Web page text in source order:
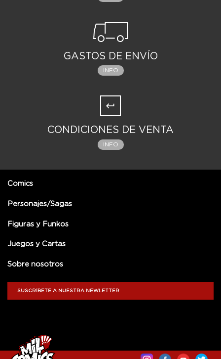
GASTOS DE ENVÍO
INFO
CONDICIONES DE VENTA
INFO
Comics
Personajes/Sagas
Figuras y Funkos
Juegos y Cartas
Sobre nosotros
SUSCRÍBETE A NUESTRA NEWLETTER